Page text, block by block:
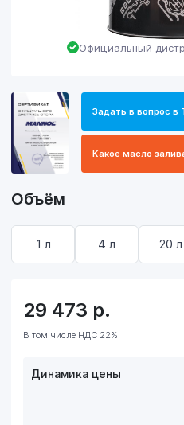
Официальный
Задать в вопрос в
Какое масло
Объём
1 л 4 л 20 л
29 473 р.
В том числе НДС 22%
Динамика цены